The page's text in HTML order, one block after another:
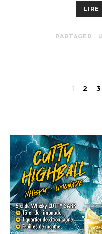
LIRE
PARTAGER
1 2 3